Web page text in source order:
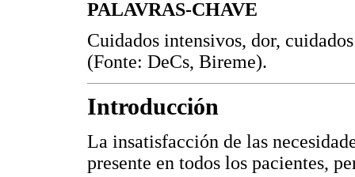
PALAVRAS-CHAVE
Cuidados intensivos, dor,
(Fonte: DeCs, Bireme).
Introducción
La insatisfacción de las
presente en todos los pacientes,